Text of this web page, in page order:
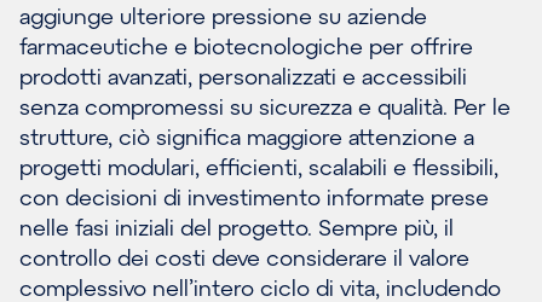
aggiunge ulteriore pressione su aziende
farmaceutiche e biotecnologiche per offrire
prodotti avanzati, personalizzati e accessibili
senza compromessi su sicurezza e qualità. Per le
strutture, ciò significa maggiore attenzione a
progetti modulari, efficienti, scalabili e flessibili,
con decisioni di investimento informate prese
nelle fasi iniziali del progetto. Sempre più, il
controllo dei costi deve considerare il valore
complessivo nell’intero ciclo di vita, includendo